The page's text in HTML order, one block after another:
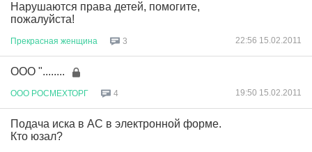
Нарушаются права детей, помогите,
пожалуйста!
Прекрасная женщина 3 22:56 15.02.2011
ООО "........
ООО РОСМЕХТОРГ 4 19:50 15.02.2011
Подача иска в АС в электронной форме.
Кто юзал?